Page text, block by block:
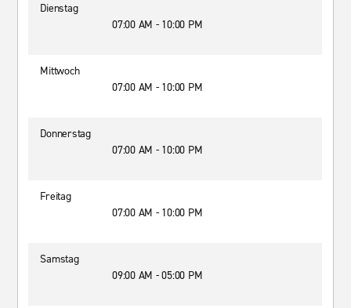
Dienstag
07:00 AM - 10:00 PM
Mittwoch
07:00 AM - 10:00 PM
Donnerstag
07:00 AM - 10:00 PM
Freitag
07:00 AM - 10:00 PM
Samstag
09:00 AM - 05:00 PM